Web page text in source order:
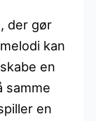
der gør
kan
en
samme
en